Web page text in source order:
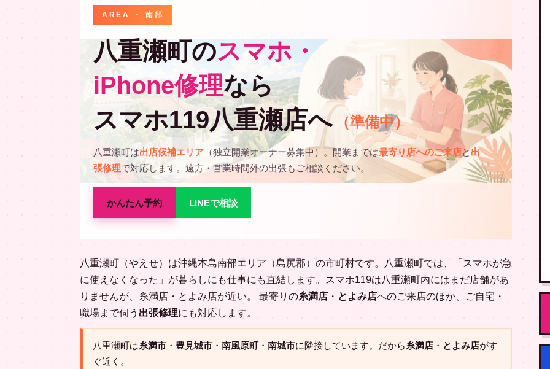
AREA ・ 南部
八重瀬町のスマホ・
iPhone修理なら
スマホ119八重瀬店へ
（準備中）
八重瀬町は出店候補エリア （独立開業オーナー募集中）。開業までは最寄り店へのご来店と出
張修理で対応します。遠方・営業時間外の出張もご相談ください。
かんたん予約 LINEで相談
八重瀬町（やえせ）は沖縄本島南部エリア（島尻郡）の市町村です。八重瀬町では、「スマホが急
に使えなくなった」が暮らしにも仕事にも直結します。スマホ119は八重瀬町内にはまだ店舗があ
りませんが、糸満店・とよみ店が近い。 最寄りの糸満店 ・ とよみ店へのご来店のほか、ご自宅・
職場まで伺う 出張修理にも対応します。
八重瀬町は糸満市 ・ 豊見城市 ・ 南風原町 ・ 南城市に隣接しています。だから 糸満店 ・ とよみ店がす
ぐ近く。